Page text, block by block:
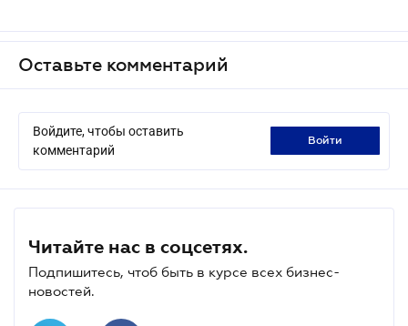
Оставьте комментарий
Войдите, чтобы оставить
комментарий
войти
Читайте нас в соцсетях.
Подпишитесь, чтоб быть в курсе всех бизнес-
новостей.